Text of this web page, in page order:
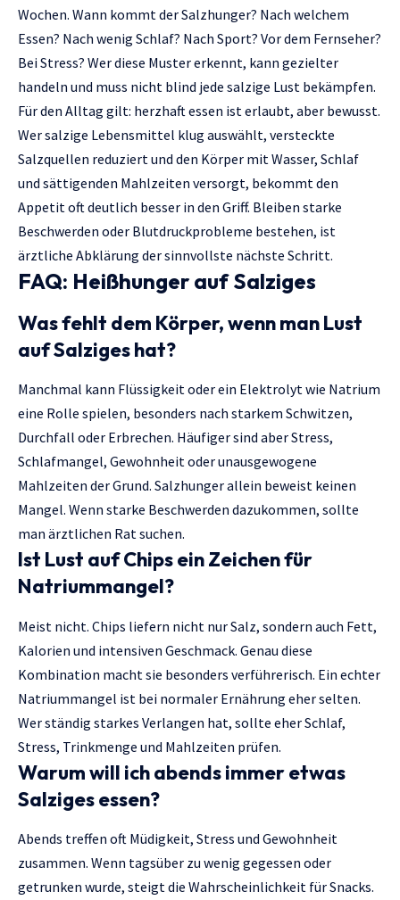
Wochen. Wann kommt der Salzhunger? Nach welchem
Essen? Nach wenig Schlaf? Nach Sport? Vor dem Fernseher?
Bei Stress? Wer diese Muster erkennt, kann gezielter
handeln und muss nicht blind jede salzige Lust bekämpfen.
Für den Alltag gilt: herzhaft essen ist erlaubt, aber bewusst.
Wer salzige Lebensmittel klug auswählt, versteckte
Salzquellen reduziert und den Körper mit Wasser, Schlaf
und sättigenden Mahlzeiten versorgt, bekommt den
Appetit oft deutlich besser in den Griff. Bleiben starke
Beschwerden oder Blutdruckprobleme bestehen, ist
ärztliche Abklärung der sinnvollste nächste Schritt.
FAQ: Heißhunger auf Salziges
Was fehlt dem Körper, wenn man Lust
auf Salziges hat?
Manchmal kann Flüssigkeit oder ein Elektrolyt wie Natrium
eine Rolle spielen, besonders nach starkem Schwitzen,
Durchfall oder Erbrechen. Häufiger sind aber Stress,
Schlafmangel, Gewohnheit oder unausgewogene
Mahlzeiten der Grund. Salzhunger allein beweist keinen
Mangel. Wenn starke Beschwerden dazukommen, sollte
man ärztlichen Rat suchen.
Ist Lust auf Chips ein Zeichen für
Natriummangel?
Meist nicht. Chips liefern nicht nur Salz, sondern auch Fett,
Kalorien und intensiven Geschmack. Genau diese
Kombination macht sie besonders verführerisch. Ein echter
Natriummangel ist bei normaler Ernährung eher selten.
Wer ständig starkes Verlangen hat, sollte eher Schlaf,
Stress, Trinkmenge und Mahlzeiten prüfen.
Warum will ich abends immer etwas
Salziges essen?
Abends treffen oft Müdigkeit, Stress und Gewohnheit
zusammen. Wenn tagsüber zu wenig gegessen oder
getrunken wurde, steigt die Wahrscheinlichkeit für Snacks.